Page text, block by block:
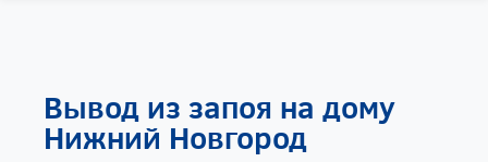
Вывод из запоя на дому
Нижний Новгород